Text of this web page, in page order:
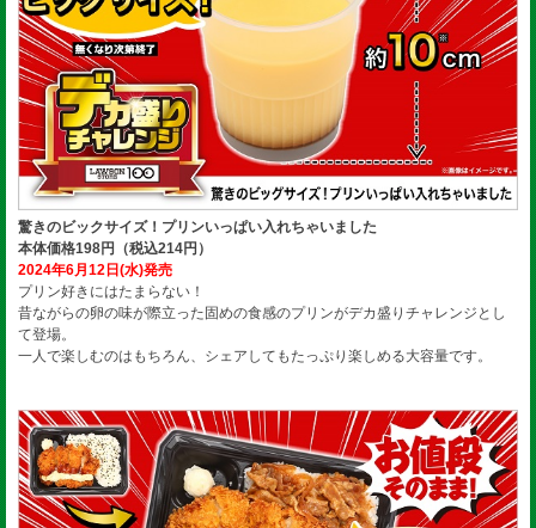
驚きのビックサイズ！プリンいっぱい入れちゃいました
本体価格198円（税込214円）
2024年6月12日(水)発売
プリン好きにはたまらない！
昔ながらの卵の味が際立った固めの食感のプリンがデカ盛りチャレンジとし
て登場。
一人で楽しむのはもちろん、シェアしてもたっぷり楽しめる大容量です。